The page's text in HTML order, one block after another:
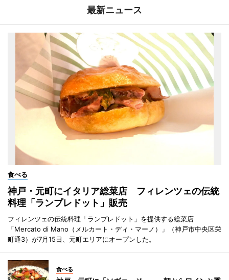
最新ニュース
食べる
神戸・元町にイタリア総菜店 フィレンツェの伝統
料理「ランプレドット」販売
フィレンツェの伝統料理「ランプレドット」を提供する総菜店
「Mercato di Mano（メルカート・ディ・マーノ）」（神戸市中央区栄
町通3）が7月15日、元町エリアにオープンした。
食べる